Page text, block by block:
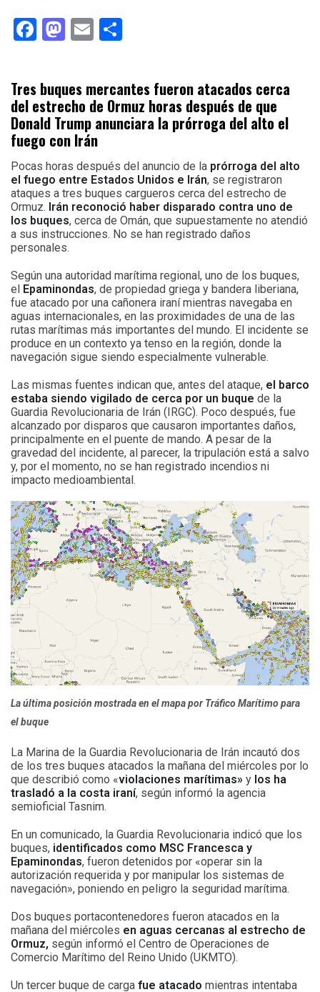
Facebook
Mastodon
Email
Tres buques mercantes fueron atacados cerca
del estrecho de Ormuz horas después de que
Donald Trump anunciara la prórroga del alto el
fuego con Irán
Pocas horas después del anuncio de la prórroga del alto
el fuego entre Estados Unidos e Irán, se registraron
ataques a tres buques cargueros cerca del estrecho de
Ormuz. Irán reconoció haber disparado contra uno de
los buques, cerca de Omán, que supuestamente no atendió
a sus instrucciones. No se han registrado daños
personales.
Según una autoridad marítima regional, uno de los buques,
el Epaminondas, de propiedad griega y bandera liberiana,
fue atacado por una cañonera iraní mientras navegaba en
aguas internacionales, en las proximidades de una de las
rutas marítimas más importantes del mundo. El incidente se
produce en un contexto ya tenso en la región, donde la
navegación sigue siendo especialmente vulnerable.
Las mismas fuentes indican que, antes del ataque, el barco
estaba siendo vigilado de cerca por un buque de la
Guardia Revolucionaria de Irán (IRGC). Poco después, fue
alcanzado por disparos que causaron importantes daños,
principalmente en el puente de mando. A pesar de la
gravedad del incidente, al parecer, la tripulación está a salvo
y, por el momento, no se han registrado incendios ni
impacto medioambiental.
La última posición mostrada en el mapa por Tráfico Marítimo para
el buque
La Marina de la Guardia Revolucionaria de Irán incautó dos
de los tres buques atacados la mañana del miércoles por lo
que describió como «violaciones marítimas» y los ha
trasladó a la costa iraní, según informó la agencia
semioficial Tasnim.
En un comunicado, la Guardia Revolucionaria indicó que los
buques, identificados como MSC Francesca y
Epaminondas, fueron detenidos por «operar sin la
autorización requerida y por manipular los sistemas de
navegación», poniendo en peligro la seguridad marítima.
Dos buques portacontenedores fueron atacados en la
mañana del miércoles en aguas cercanas al estrecho de
Ormuz, según informó el Centro de Operaciones de
Comercio Marítimo del Reino Unido (UKMTO).
Un tercer buque de carga fue atacado mientras intentaba